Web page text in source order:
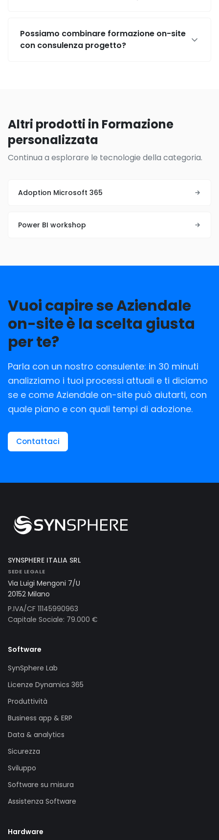
Possiamo combinare formazione on-site
con consulenza progetto?
Altri prodotti in Formazione
personalizzata
Continua a esplorare le tecnologie della categoria.
Adoption Microsoft 365
Power BI workshop
Vuoi capire se Aziendale
on-site è la scelta giusta
per te?
Parla con un nostro consulente: in 30 minuti
analizziamo i tuoi processi attuali e ti diciamo
se e come Aziendale on-site può aiutarti, con
quale piano e con quali tempi di adozione.
Contattaci
SYNSPHERE ITALIA SRL
SEDE LEGALE
Via Luigi Mengoni 7/U
20152 Milano
P.IVA/CF 11145990963
Capitale Sociale: 79.000 €
Software
SynSphere Lab
Licenze Dynamics 365
Produttività
Business app & ERP
Data & analytics
Sicurezza
Sviluppo
Software su misura
Assistenza Software
Hardware